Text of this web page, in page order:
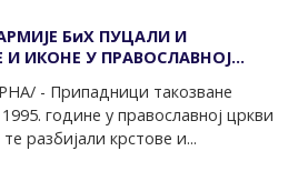
БиХ ПУЦАЛИ И
И ИКОНЕ У ПРАВОСЛАВНОЈ
- Припадници такозване
године у православној цркви
разбијали крстове и...